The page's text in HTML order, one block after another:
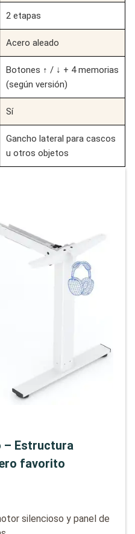
2 etapas
Acero aleado
Botones ↑ / ↓ + 4 memorias
(según versión)
Sí
Gancho lateral para cascos
u otros objetos
– Estructura
favorito
silencioso y panel de